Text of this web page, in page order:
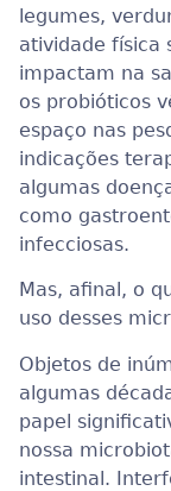
legumes,
atividade física
impactam na
os probióticos
espaço nas
indicações
algumas
como
infecciosas.
Mas, afinal, o
uso desses
Objetos de
algumas
papel
nossa
intestinal.